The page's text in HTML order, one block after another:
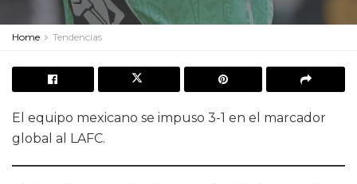
Home Tendencias
El equipo mexicano se impuso 3-1 en el marcador
global al LAFC.